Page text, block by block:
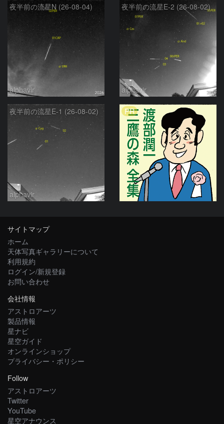
夜半前の流星N (26-08-04)
alphavir
夜半前の流星E-2 (26-08-02)
alphavir
夜半前の流星E-1 (26-08-02)
alphavir
PR
サイトマップ
ホーム
天体写真ギャラリーについて
利用規約
ログイン/新規登録
お問い合わせ
会社情報
アストロアーツ
製品情報
星ナビ
星空ガイド
オンラインショップ
プライバシー・ポリシー
Follow
アストロアーツ
Twitter
YouTube
星空アナウンス